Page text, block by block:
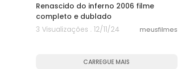
Renascido do inferno 2006 filme
completo e dublado
3 Visualizações . 12/11/24
meusfilmes
CARREGUE MAIS